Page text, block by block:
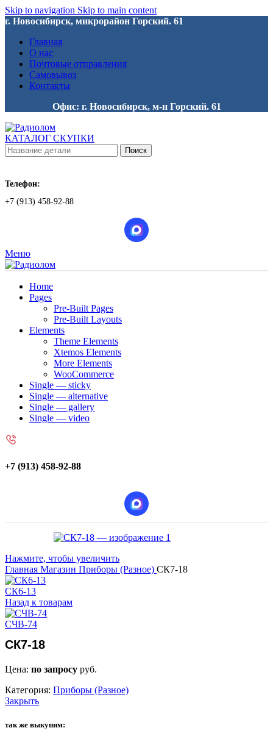
Skip to navigation Skip to main content
г. Новосибирск, микрорайон Горский. 61
Главная
О нас
Почтовые отправления
Самовывоз
Контакты
Офис: г. Новосибирск, м-н Горский. 61
КАТАЛОГ СКУПКИ
Поиск
Телефон:
+7 (913) 458-92-88
Меню
Home
Pages
Pre-Built Pages
Pre-Built Layouts
Elements
Theme Elements
Xtemos Elements
More Elements
WooCommerce
Single — sticky
Single — alternative
Single — gallery
Single — video
+7 (913) 458-92-88
Нажмите, чтобы увеличить
Главная Магазин Приборы (Разное) СК7-18
СК6-13
Назад к товарам
СЧВ-74
СК7-18
Цена: по запросу руб.
Категория: Приборы (Разное)
Закрыть
так же выкупим: